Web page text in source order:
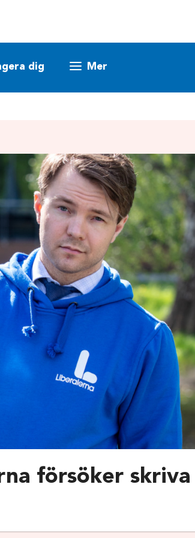
dig Mer
försöker skriva